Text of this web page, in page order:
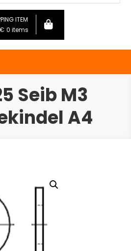
ITEM
€ 0 items
Seib M3
A4